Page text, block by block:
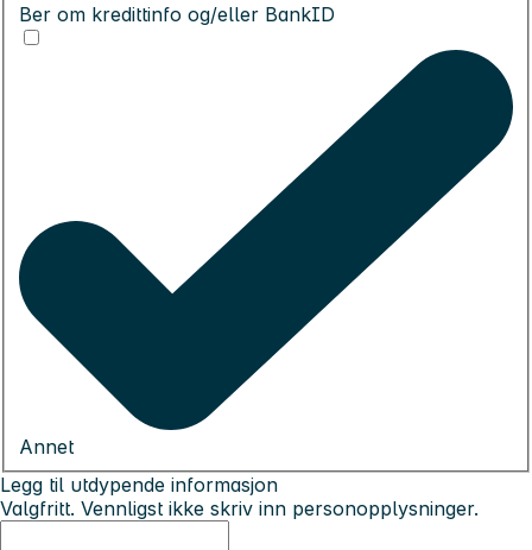
Ber om kredittinfo og/eller BankID
Annet
Legg til utdypende informasjon
Valgfritt. Vennligst ikke skriv inn personopplysninger.